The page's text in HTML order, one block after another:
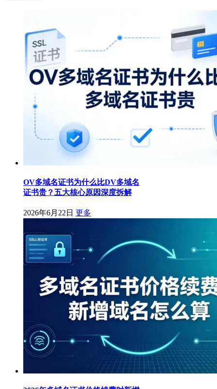
OV多域名证书为什么比DV多域名
证书贵？五大核心原因深度拆解
2026年6月22日 更多